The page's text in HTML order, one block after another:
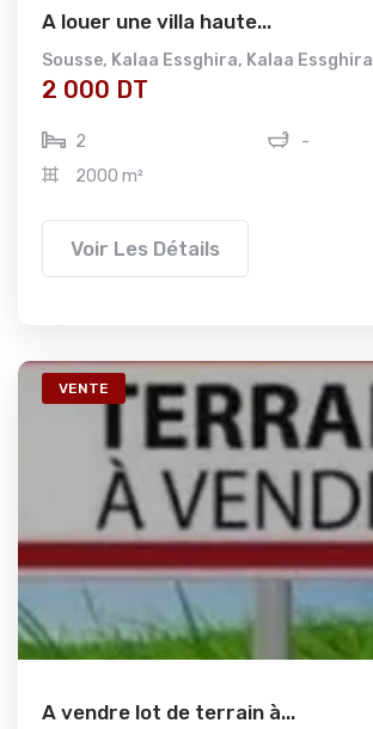
A louer une villa haute...
Sousse, Kalaa Essghira, Kalaa Essghira
2 000 DT
2
-
2000 m²
Voir Les Détails
VENTE
A vendre lot de terrain à...